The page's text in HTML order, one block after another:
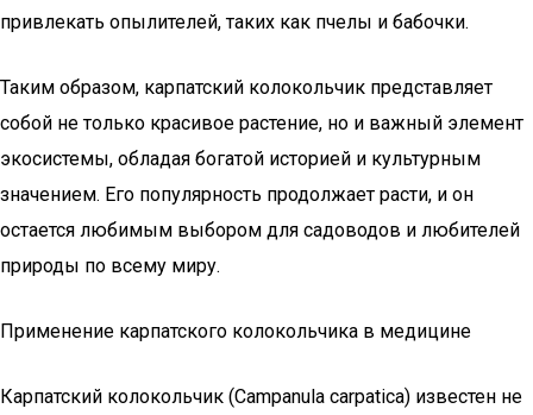
привлекать опылителей, таких как пчелы и бабочки.
Таким образом, карпатский колокольчик представляет
собой не только красивое растение, но и важный элемент
экосистемы, обладая богатой историей и культурным
значением. Его популярность продолжает расти, и он
остается любимым выбором для садоводов и любителей
природы по всему миру.
Применение карпатского колокольчика в медицине
Карпатский колокольчик (Campanula carpatica) известен не